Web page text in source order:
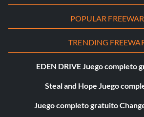
POPULAR
TRENDING
EDEN DRIVE Juego completo
Steal and Hope Juego
Juego completo gratuito